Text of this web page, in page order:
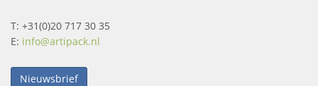
T: +31(0)20 717 30 35
E: info@artipack.nl
Nieuwsbrief